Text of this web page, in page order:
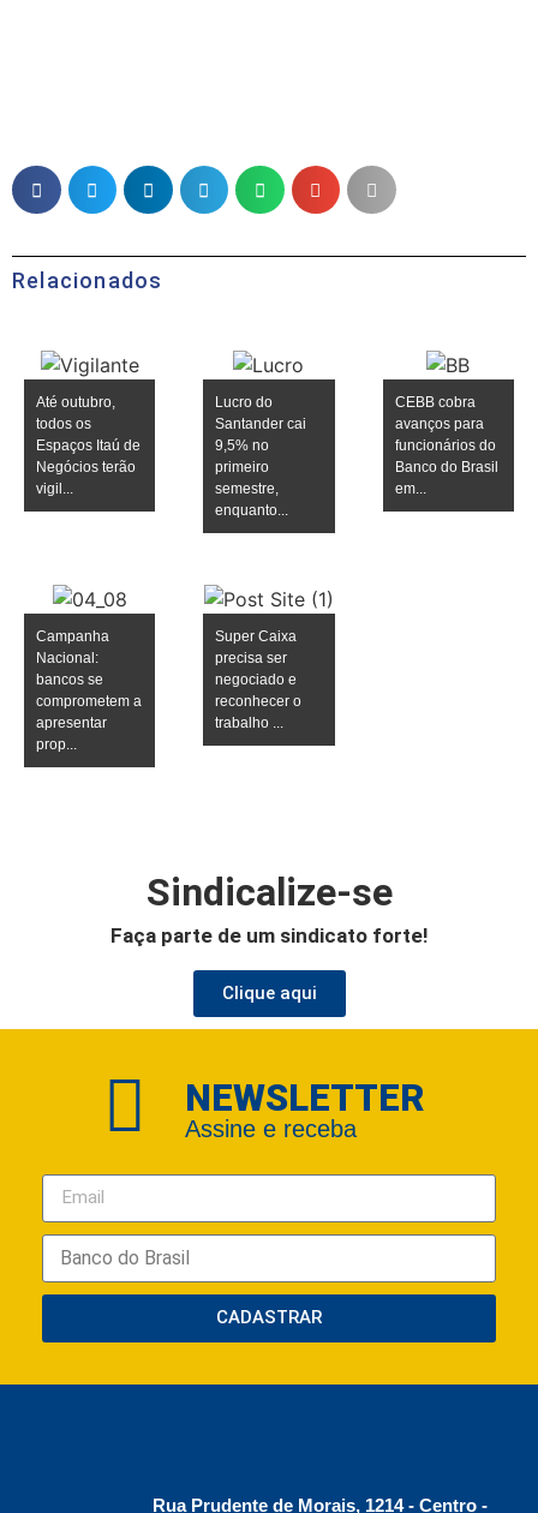
Relacionados
Até outubro,
todos os
Espaços Itaú de
Negócios terão
vigil...
Lucro do
Santander cai
9,5% no
primeiro
semestre,
enquanto...
CEBB cobra
avanços para
funcionários do
Banco do Brasil
em...
Campanha
Nacional:
bancos se
comprometem a
apresentar
prop...
Super Caixa
precisa ser
negociado e
reconhecer o
trabalho ...
Sindicalize-se
Faça parte de um sindicato forte!
Clique aqui
NEWSLETTER
Assine e receba
CADASTRAR
Rua Prudente de Morais, 1214 - Centro -